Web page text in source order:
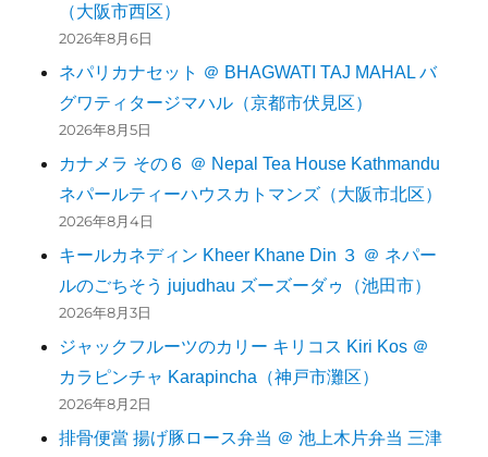
（大阪市西区）
2026年8月6日
ネパリカナセット ＠ BHAGWATI TAJ MAHAL バ
グワティタージマハル（京都市伏見区）
2026年8月5日
カナメラ その６ ＠ Nepal Tea House Kathmandu
ネパールティーハウスカトマンズ（大阪市北区）
2026年8月4日
キールカネディン Kheer Khane Din ３ ＠ ネパー
ルのごちそう jujudhau ズーズーダゥ（池田市）
2026年8月3日
ジャックフルーツのカリー キリコス Kiri Kos ＠
カラピンチャ Karapincha（神戸市灘区）
2026年8月2日
排骨便當 揚げ豚ロース弁当 ＠ 池上木片弁当 三津